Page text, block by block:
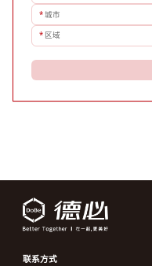
*城市
* 区域
联系方式